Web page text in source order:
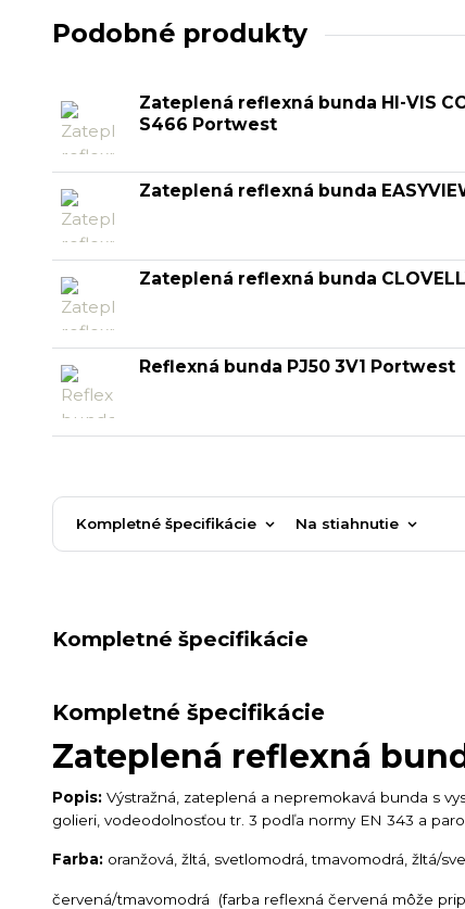
Podobné produkty
Zateplená reflexná bunda HI-VIS
S466 Portwest
Zateplená reflexná bunda
Zateplená reflexná bunda
Reflexná bunda PJ50 3V1 Portwest
Kompletné špecifikácie Na stiahnutie
Kompletné špecifikácie
Kompletné špecifikácie
Zateplená reflexná
Popis: Výstražná, zateplená a nepremokavá bunda s
golieri, vodeodolnosťou tr. 3 podľa normy EN 343 a
Farba: oranžová, žltá, svetlomodrá, tmavomodrá, žltá/
červená/tmavomodrá (farba reflexná červená môže